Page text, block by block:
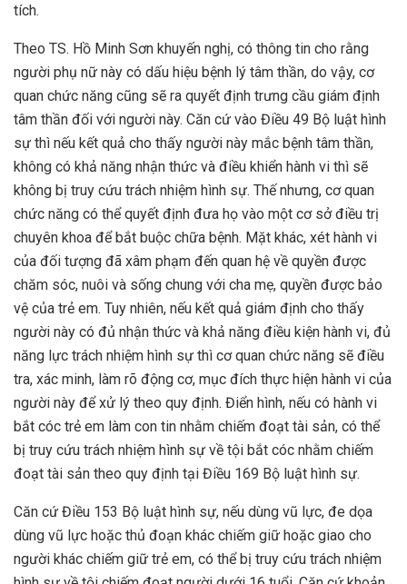
tích.
Theo TS. Hồ Minh Sơn khuyến nghị, có thông tin cho rằng
người phụ nữ này có dấu hiệu bệnh lý tâm thần, do vậy, cơ
quan chức năng cũng sẽ ra quyết định trưng cầu giám định
tâm thần đối với người này. Căn cứ vào Điều 49 Bộ luật hình
sự thì nếu kết quả cho thấy người này mắc bệnh tâm thần,
không có khả năng nhận thức và điều khiển hành vi thì sẽ
không bị truy cứu trách nhiệm hình sự. Thế nhưng, cơ quan
chức năng có thể quyết định đưa họ vào một cơ sở điều trị
chuyên khoa để bắt buộc chữa bệnh. Mặt khác, xét hành vi
của đối tượng đã xâm phạm đến quan hệ về quyền được
chăm sóc, nuôi và sống chung với cha mẹ, quyền được bảo
vệ của trẻ em. Tuy nhiên, nếu kết quả giám định cho thấy
người này có đủ nhận thức và khả năng điều kiện hành vi, đủ
năng lực trách nhiệm hình sự thì cơ quan chức năng sẽ điều
tra, xác minh, làm rõ động cơ, mục đích thực hiện hành vi của
người này để xử lý theo quy định. Điển hình, nếu có hành vi
bắt cóc trẻ em làm con tin nhằm chiếm đoạt tài sản, có thể
bị truy cứu trách nhiệm hình sự về tội bắt cóc nhằm chiếm
đoạt tài sản theo quy định tại Điều 169 Bộ luật hình sự.
Căn cứ Điều 153 Bộ luật hình sự, nếu dùng vũ lực, đe dọa
dùng vũ lực hoặc thủ đoạn khác chiếm giữ hoặc giao cho
người khác chiếm giữ trẻ em, có thể bị truy cứu trách nhiệm